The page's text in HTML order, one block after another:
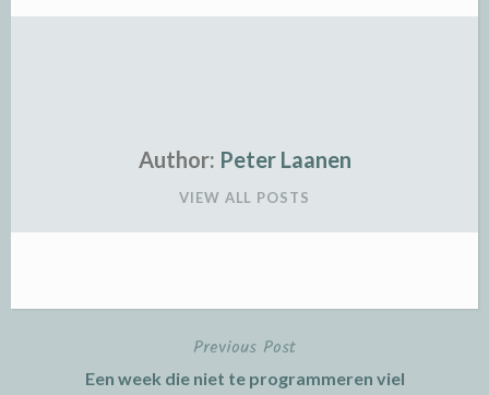
Author: Peter Laanen
VIEW ALL POSTS
Previous Post
Een week die niet te programmeren viel